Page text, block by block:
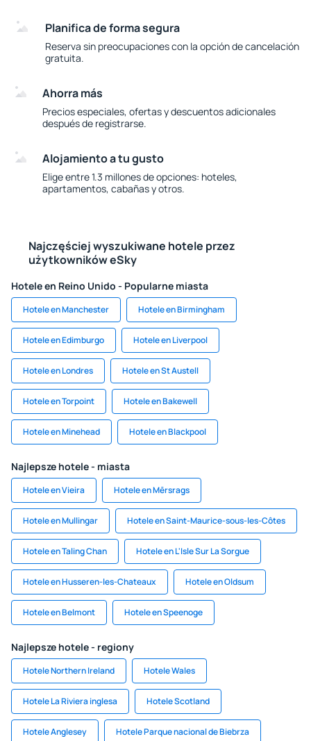
Planifica de forma segura
Reserva sin preocupaciones con la opción de cancelación
gratuita.
Ahorra más
Precios especiales, ofertas y descuentos adicionales
después de registrarse.
Alojamiento a tu gusto
Elige entre 1.3 millones de opciones: hoteles,
apartamentos, cabañas y otros.
Najczęściej wyszukiwane hotele przez
użytkowników eSky
Hotele en Reino Unido - Popularne miasta
Hotele en Manchester Hotele en Birmingham
Hotele en Edimburgo Hotele en Liverpool
Hotele en Londres Hotele en St Austell
Hotele en Torpoint Hotele en Bakewell
Hotele en Minehead Hotele en Blackpool
Najlepsze hotele - miasta
Hotele en Vieira Hotele en Mērsrags
Hotele en Mullingar Hotele en Saint-Maurice-sous-les-Côtes
Hotele en Taling Chan Hotele en L'Isle Sur La Sorgue
Hotele en Husseren-les-Chateaux Hotele en Oldsum
Hotele en Belmont Hotele en Speenoge
Najlepsze hotele - regiony
Hotele Northern Ireland Hotele Wales
Hotele La Riviera inglesa Hotele Scotland
Hotele Anglesey Hotele Parque nacional de Biebrza